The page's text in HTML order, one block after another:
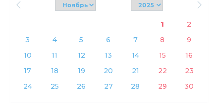
1
2
3
4 5 6 7 8
9
10
11 12 13 14 15
16
17
18 19 20 21 22
23
24
25 26 27 28 29 30